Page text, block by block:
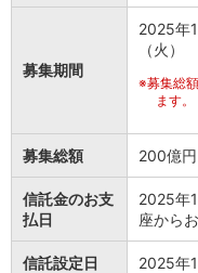
募集期間
2025年
（火）
※募集総
ます。
募集総額 200億円
信託金のお支
払日
2025年
座から
信託設定日 2025年